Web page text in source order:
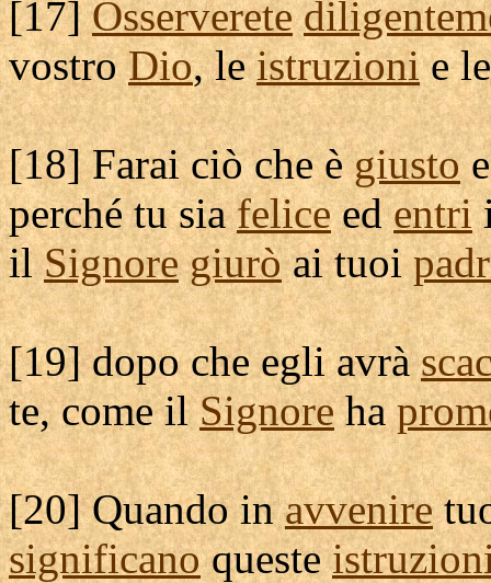
[17]Osserverete
vostroDio, leistruzionie
[18] Farai ciò che ègiusto
perché tu siafeliceedentri
ilSignore giuròai tuoi
[19] dopo che egli avrà
te, come ilSignoreha
[20] Quando inavvenire
significanoqueste